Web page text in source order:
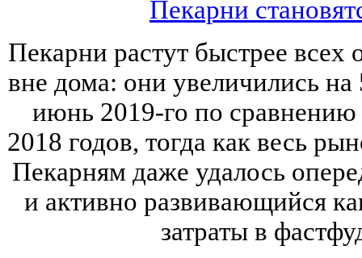
Пекарни
Пекарни растут быстрее
вне дома: они увеличились на
июнь 2019-го по
2018 годов, тогда как весь
Пекарням даже удалось
и активно развивающийся
затраты в